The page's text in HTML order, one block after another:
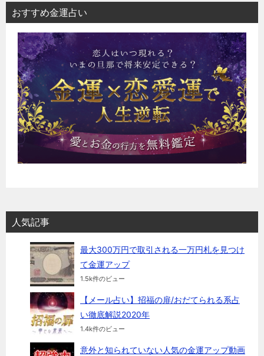
おすすめ金運占い
人気記事
最大300万円で取引される一万円札を見つけ
て金運アップ
1.5k件のビュー
【メール占い】招福の扉/おだてられる系占
い徹底解説2020年
1.4k件のビュー
意外と知られていない人気の金運アップ動画